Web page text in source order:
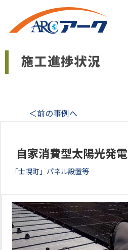
＜前の事例へ
自家消費型太陽光発電
「士幌町」パネル設置等